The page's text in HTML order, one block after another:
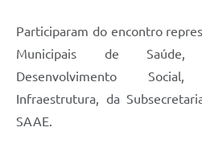
Participaram do encontro
Municipais de Saúde,
Desenvolvimento
Infraestrutura, da
SAAE.